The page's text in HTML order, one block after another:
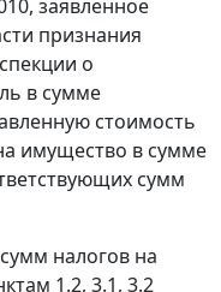
заявленное
признания
о
в сумме
стоимость
имущество в сумме
сумм
налогов на
1.2, 3.1, 3.2